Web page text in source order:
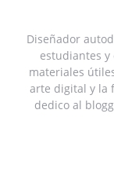
Diseñador
estudiantes y
materiales
arte digital y la
dedico al